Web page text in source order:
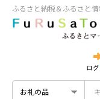
ふるさと納税＆ふるさと情
ロ